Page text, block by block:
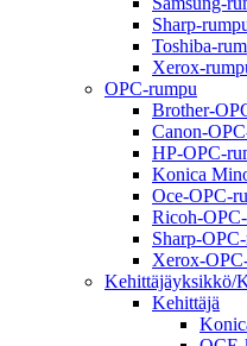
Sharp-
Toshiba-
Xerox-
OPC-rumpu
Brother-
Canon-
HP-OPC-
Konica
Oce-OPC-
Ricoh-
Sharp-
Xerox-
Kehittäjäyksikkö/
Kehittäjä